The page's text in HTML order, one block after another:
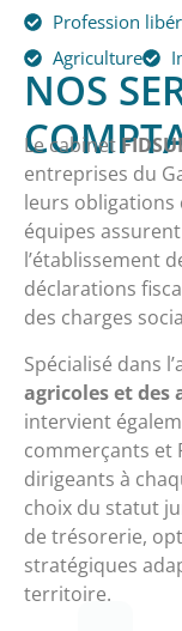
NOS
Le cabinet
entreprises du
leurs obligations
équipes
l’établissement
déclarations
des charges
Spécialisé dans
agricoles et des
intervient
commerçants et
dirigeants à
choix du statut
de trésorerie,
stratégiques
territoire.
Profession
Agriculture